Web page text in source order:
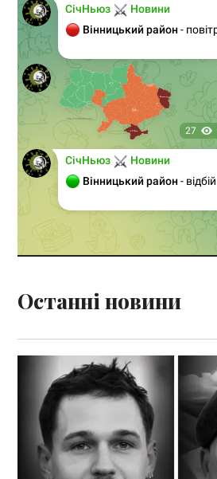
Останні новини